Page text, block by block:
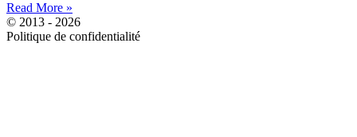
Read More »
© 2013 - 2026
Politique de confidentialité